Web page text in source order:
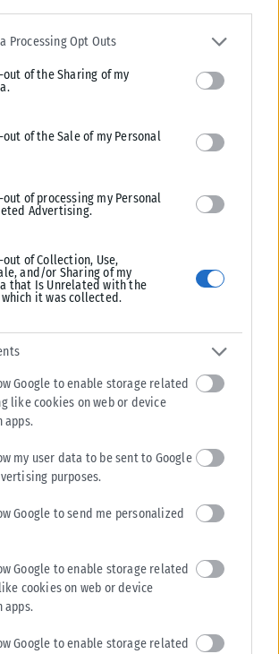
website/app uses one or more Google
gather and store information including but not
and its third-party tags to use your data
purposes in below Google consent section.
Processing Opt Outs
of the Sharing of my
of the Sale of my Personal
of processing my Personal
Advertising.
of Collection, Use,
and/or Sharing of my
that Is Unrelated with the
which it was collected.
Google to enable storage related
like cookies on web or device
apps.
my user data to be sent to Google
purposes.
Google to send me personalized
Google to enable storage related
cookies on web or device
apps.
Google to enable storage related